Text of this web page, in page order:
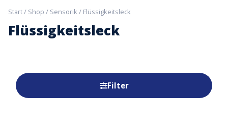
Hersteller,
Start/ Shop / Sensorik / Flüssigkeitsleck
Flüssigkeitsleck
Filter